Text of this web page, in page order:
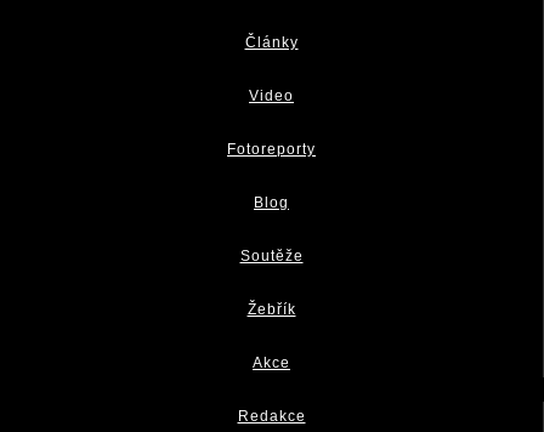
Články
Video
Fotoreporty
Blog
Soutěže
Žebřík
Akce
Redakce